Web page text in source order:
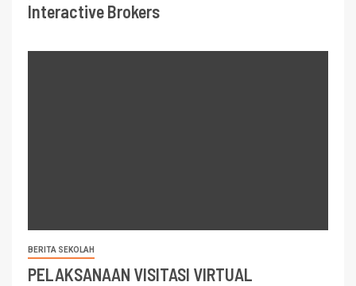
Interactive Brokers
BERITA SEKOLAH
PELAKSANAAN VISITASI VIRTUAL